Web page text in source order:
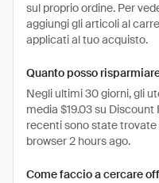
sul proprio ordine. Per
aggiungi gli articoli al
applicati al tuo acquisto.
Quanto posso
Negli ultimi 30 giorni, gli
media $19.03 su
recenti sono state
browser 2 hours ago.
Come faccio a cercare